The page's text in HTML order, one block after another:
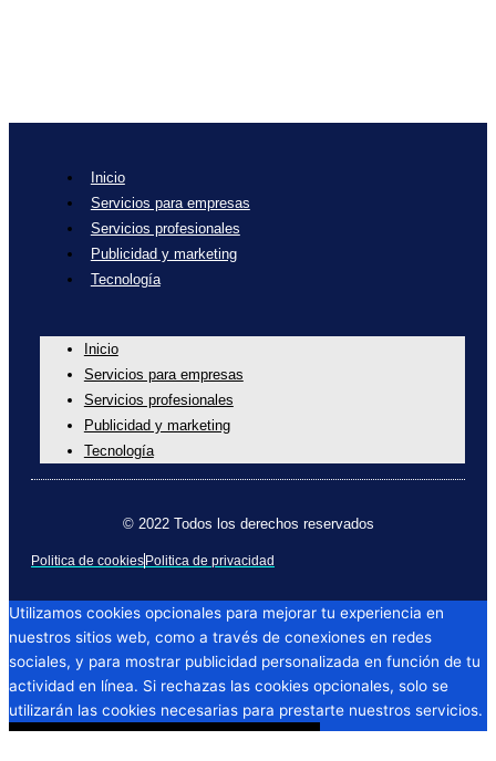
Inicio
Servicios para empresas
Servicios profesionales
Publicidad y marketing
Tecnología
Inicio
Servicios para empresas
Servicios profesionales
Publicidad y marketing
Tecnología
© 2022 Todos los derechos reservados
Politica de cookies Politica de privacidad
Utilizamos cookies opcionales para mejorar tu experiencia en
nuestros sitios web, como a través de conexiones en redes
sociales, y para mostrar publicidad personalizada en función de tu
actividad en línea. Si rechazas las cookies opcionales, solo se
utilizarán las cookies necesarias para prestarte nuestros servicios.